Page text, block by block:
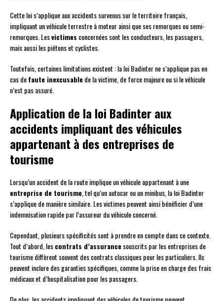
Cette loi s’applique aux accidents survenus sur le territoire français,
impliquant un véhicule terrestre à moteur ainsi que ses remorques ou semi-
remorques. Lesvictimes concernées sont les conducteurs, les passagers,
mais aussi les piétons et cyclistes.
Toutefois, certaines limitations existent : la loi Badinter ne s’applique pas en
cas defaute inexcusablede la victime, de force majeure ou si le véhicule
n’est pas assuré.
Application de la loi Badinter aux
accidents impliquant des véhicules
appartenant à des entreprises de
tourisme
Lorsqu’un accident de la route implique un véhicule appartenant à une
entreprise de tourisme , tel qu’un autocar ou un minibus, la loi Badinter
s’applique de manière similaire. Les victimes peuvent ainsi bénéficier d’une
indemnisation rapide par l’assureur du véhicule concerné.
Cependant, plusieurs spécificités sont à prendre en compte dans ce contexte.
Tout d’abord, lescontrats d’assurancesouscrits par les entreprises de
tourisme diffèrent souvent des contrats classiques pour les particuliers. Ils
peuvent inclure des garanties spécifiques, comme la prise en charge des frais
médicaux et d’hospitalisation pour les passagers.